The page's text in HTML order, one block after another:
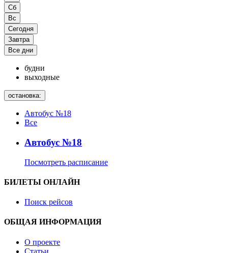
Сб
Вс
Сегодня
Завтра
Все дни
будни
выходные
остановка:
Автобус №18
Все
Автобус №18
Посмотреть расписание
БИЛЕТЫ ОНЛАЙН
Поиск рейсов
ОБЩАЯ ИНФОРМАЦИЯ
О проекте
Статьи